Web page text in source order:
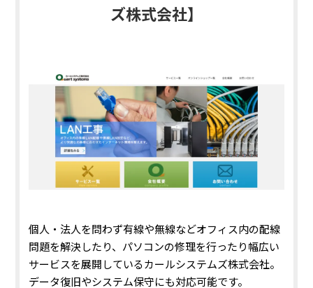
ズ株式会社】
個人・法人を問わず有線や無線などオフィス内の配線
問題を解決したり、パソコンの修理を行ったり幅広い
サービスを展開しているカールシステムズ株式会社。
データ復旧やシステム保守にも対応可能です。